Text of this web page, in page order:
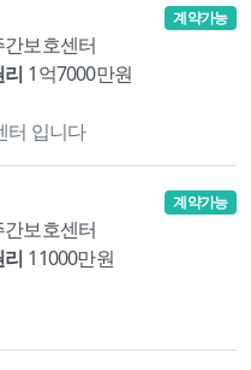
간보호센터
리 1억7000만원
계약가능
터 입니다
간보호센터
리 11000만원
계약가능